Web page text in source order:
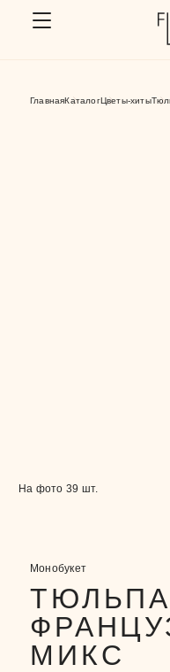
ОБРАБАТЫВАЕМ
ГлавнаяКаталогЦветы-хиты
На фото 39 шт.
Монобукет
МИКС